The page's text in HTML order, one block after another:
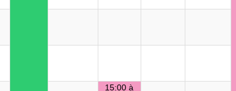
15:00 à